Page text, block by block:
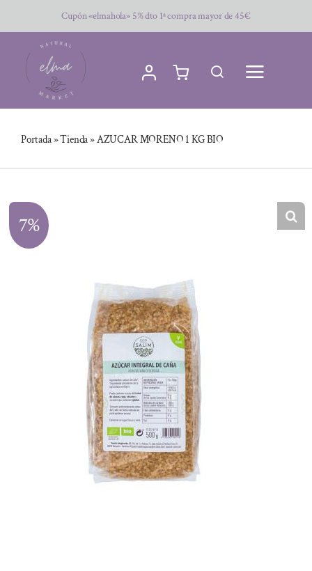
al
contenido
Cupón «elmahola» 5% dto 1ª compra mayor de 45€
Portada»Tienda»AZUCAR MORENO 1 KG BIO
7%